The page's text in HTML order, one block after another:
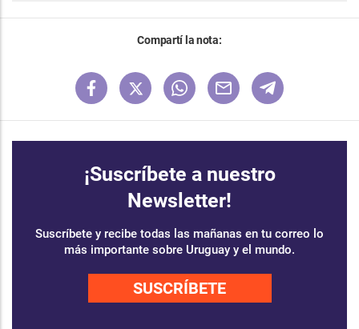
Compartí la nota:
¡Suscríbete a nuestro
Newsletter!
Suscríbete y recibe todas las mañanas en tu correo lo
más importante sobre Uruguay y el mundo.
SUSCRÍBETE